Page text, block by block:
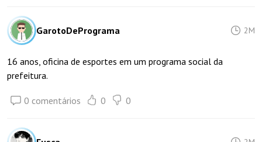
GarotoDePrograma 2M
16 anos, oficina de esportes em um programa social da
prefeitura.
0 comentários 0 0